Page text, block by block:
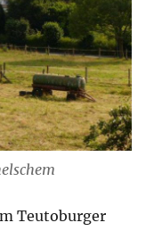
Teutoburger